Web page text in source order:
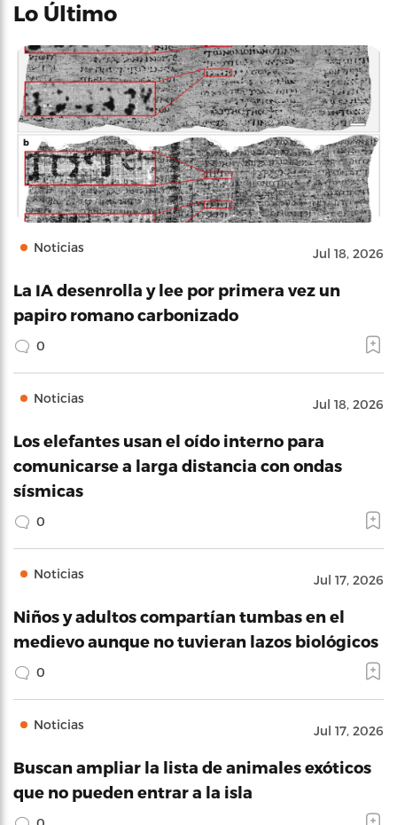
Lo Último
Noticias Jul 18, 2026
La IA desenrolla y lee por primera vez un
papiro romano carbonizado
0
Noticias Jul 18, 2026
Los elefantes usan el oído interno para
comunicarse a larga distancia con ondas
sísmicas
0
Noticias Jul 17, 2026
Niños y adultos compartían tumbas en el
medievo aunque no tuvieran lazos biológicos
0
Noticias Jul 17, 2026
Buscan ampliar la lista de animales exóticos
que no pueden entrar a la isla